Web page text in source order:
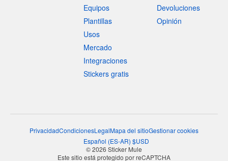
Equipos
Plantillas
Usos
Mercado
Integraciones
Stickers gratis
Devoluciones
Opinión
PrivacidadCondicionesLegalMapa del sitioGestionar cookies
Español (ES-AR) $USD
© 2026 Sticker Mule
Este sitio está protegido por reCAPTCHA